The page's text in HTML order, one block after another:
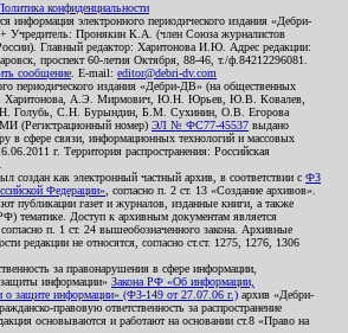
конфиденциальности
информация электронного периодического издания «Дебри-
Учредитель: Пронякин К.А. (член Союза журналистов
Главный редактор: Харитонова И.Ю. Адрес редакции:
проспект 60-летия Октября, 88-46, т./ф.84212296081.
сообщение . E-mail: editor@debri-dv.com
периодического издания «Дебри-ДВ» (на общественных
Харитонова, А.Э. Мирмович, Ю.Н. Юрьев, Ю.В. Ковалев,
Голубь, С.Н. Бурындин, Б.М. Сухинин, О.В. Егорова
(Регистрационный номер) ЭЛ № ФС77-45537 выдано
в сфере связи, информационных технологий и массовых
г. Территория распространения: Российская
создан как электронный частный архив, в соответствии с ФЗ
Федерации» , согласно п. 2 ст. 13 «Создание архивов».
публикации газет и журналов, изданные книги, а также
тематике. Доступ к архивным документам является
п. 1 ст. 24 вышеобозначенного закона. Архивные
редакции не относятся, согласно ст.ст. 1275, 1276, 1306
за правонарушения в сфере информации,
информации» Закона РФ «Об информации,
о защите информации» (ФЗ-149 от 27.07.06 г.) архив «Дебри-
правовую ответственность за распространение
основываются и работают на основании ст.8 «Право на